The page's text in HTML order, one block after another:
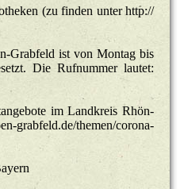
(zu fin­den unter http://​
Grab­feld ist von Mon­tag bis
Die Ruf­num­mer lau­tet:
im Land­kreis Rhön-
grabfeld.​de/​themen/​corona-